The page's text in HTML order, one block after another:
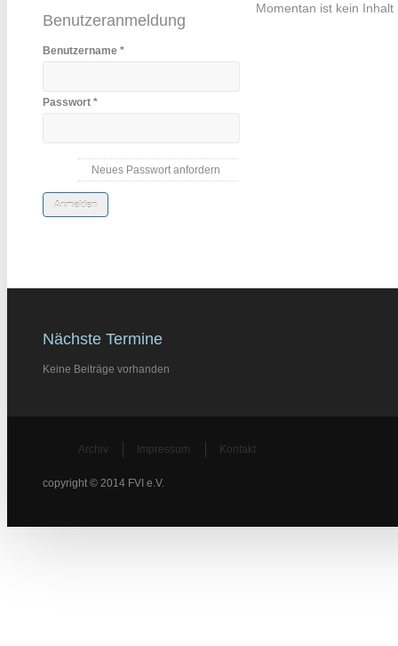
Benutzeranmeldung
Benutzername *
Passwort *
Neues Passwort anfordern
Momentan ist kein
Nächste Termine
Keine Beiträge vorhanden
Archiv Impressum Kontakt
copyright © 2014 FVI e.V.